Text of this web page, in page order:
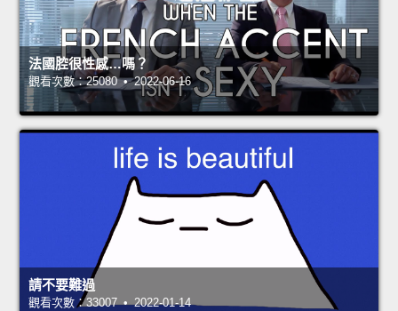
法國腔很性感…嗎？
觀看次數：25080 • 2022-06-16
請不要難過
觀看次數：33007 • 2022-01-14